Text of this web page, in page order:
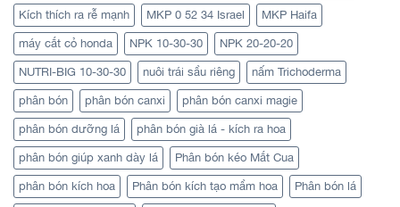
Kích thích ra rễ mạnh MKP 0 52 34 Israel MKP Haifa
máy cắt cỏ honda NPK 10-30-30 NPK 20-20-20
NUTRI-BIG 10-30-30 nuôi trái sầu riêng nấm Trichoderma
phân bón phân bón canxi phân bón canxi magie
phân bón dưỡng lá phân bón già lá - kích ra hoa
phân bón giúp xanh dày lá Phân bón kéo Mắt Cua
phân bón kích hoa Phân bón kích tạo mầm hoa Phân bón lá